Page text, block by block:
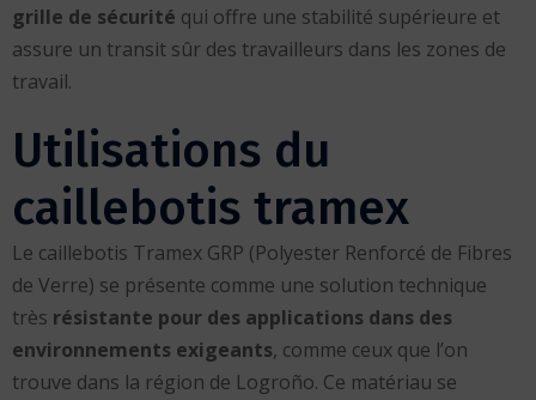
grille de sécurité qui offre une stabilité supérieure et
assure un transit sûr des travailleurs dans les zones de
travail.
Utilisations du
caillebotis tramex
Le caillebotis Tramex GRP (Polyester Renforcé de Fibres
de Verre) se présente comme une solution technique
très résistante pour des applications dans des
environnements exigeants, comme ceux que l’on
trouve dans la région de Logroño. Ce matériau se